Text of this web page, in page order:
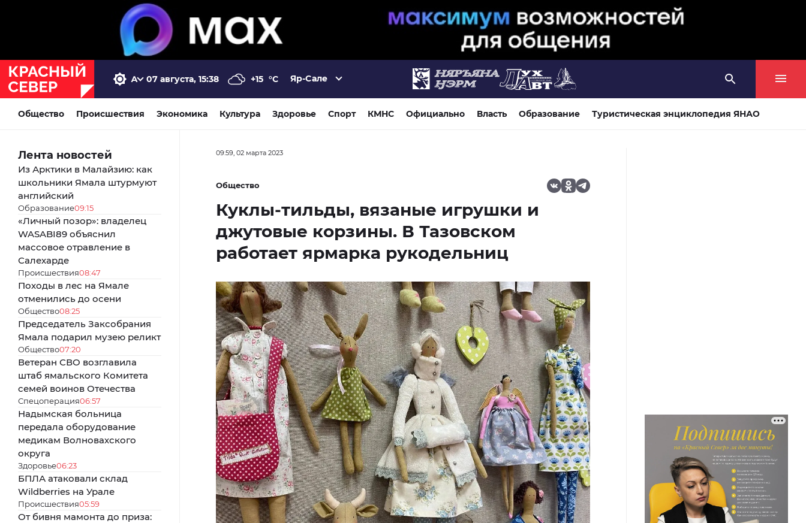
07 августа, 15:38 +15 °C Яр-Сале
Общество Происшествия Экономика Культура Здоровье Спорт КМНС Официально Власть Образование Туристическая энциклопедия ЯНАО
Лента новостей
Из Арктики в Малайзию: как
школьники Ямала штурмуют
английский
Образование09:15
«Личный позор»: владелец
WASABI89 объяснил
массовое отравление в
Салехарде
Происшествия08:47
Походы в лес на Ямале
отменились до осени
Общество08:25
Председатель Заксобрания
Ямала подарил музею реликт
Общество07:20
Ветеран СВО возглавила
штаб ямальского Комитета
семей воинов Отечества
Спецоперация06:57
Надымская больница
передала оборудование
медикам Волновахского
округа
Здоровье06:23
БПЛА атаковали склад
Wildberries на Урале
Происшествия05:59
От бивня мамонта до приза:
09:59, 02 марта 2023
Общество
Куклы-тильды, вязаные игрушки и
джутовые корзины. В Тазовском
работает ярмарка рукодельниц